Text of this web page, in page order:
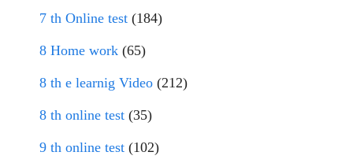
7 th Online test (184)
8 Home work (65)
8 th e learnig Video (212)
8 th online test (35)
9 th online test (102)